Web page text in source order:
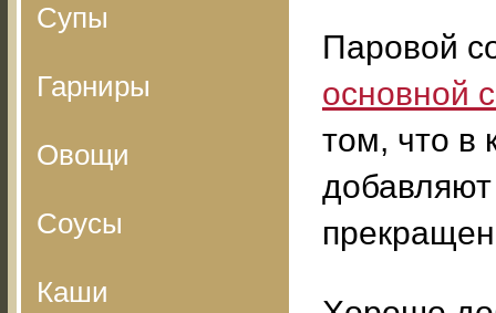
Супы
Гарниры
Овощи
Соусы
Каши
Паровой
основной
том, что в
добавляют